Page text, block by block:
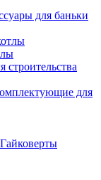
для баньки
строительства
для
Гайковерты